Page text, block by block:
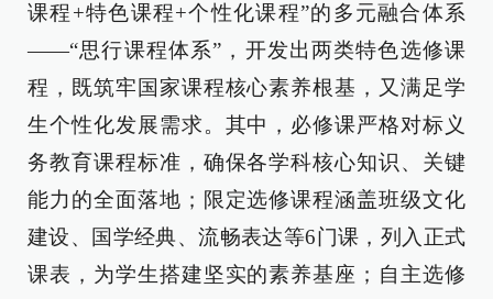
课程+特色课程+个性化课程”的多元融合体系
——“思行课程体系”，开发出两类特色选修课
程，既筑牢国家课程核心素养根基，又满足学
生个性化发展需求。其中，必修课严格对标义
务教育课程标准，确保各学科核心知识、关键
能力的全面落地；限定选修课程涵盖班级文化
建设、国学经典、流畅表达等6门课，列入正式
课表，为学生搭建坚实的素养基座；自主选修